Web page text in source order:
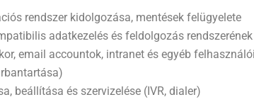
rendszer kidolgozása, mentések felügyelete
adatkezelés és feldolgozás
email accountok, intranet és egyéb
beállítása és szervizelése (IVR, dialer)